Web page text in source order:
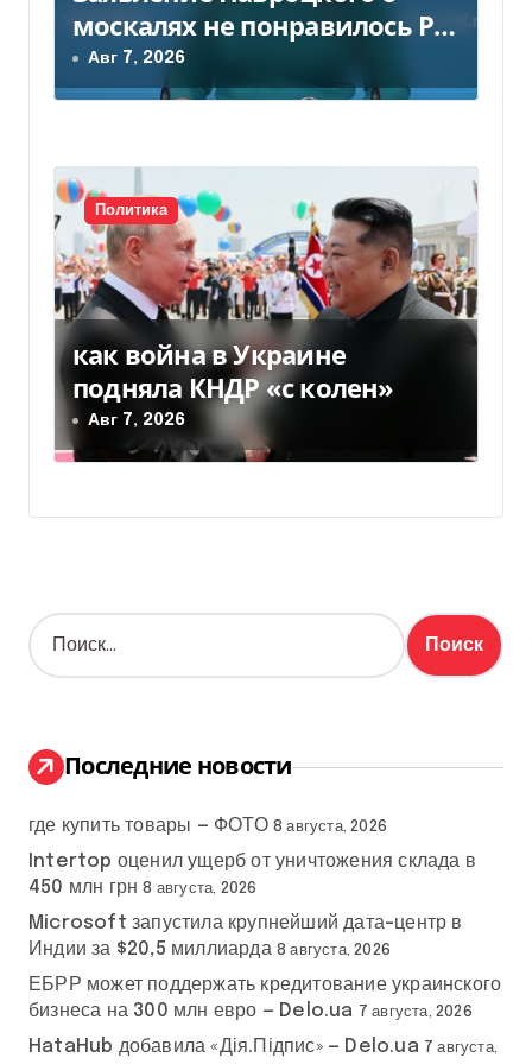
москалях не понравилось РФ
— видео
Авг 7, 2026
Политика
как война в Украине
подняла КНДР «с колен»
Авг 7, 2026
Н
а
:
Последние новости
где купить товары — ФОТО 8 августа, 2026
Intertop оценил ущерб от уничтожения склада в
450 млн грн 8 августа, 2026
Microsoft запустила крупнейший дата-центр в
Индии за $20,5 миллиарда 8 августа, 2026
ЕБРР может поддержать кредитование украинского
бизнеса на 300 млн евро — Delo.ua 7 августа, 2026
HataHub добавила «Дія.Підпис» — Delo.ua 7 августа,